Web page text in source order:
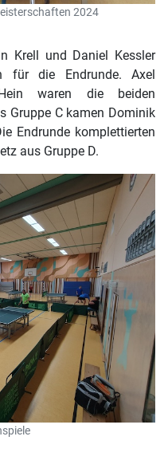
2024
Krell und Daniel Kessler
für die Endrunde. Axel
waren die beiden
Gruppe C kamen Dominik
Endrunde komplettierten
aus Gruppe D.